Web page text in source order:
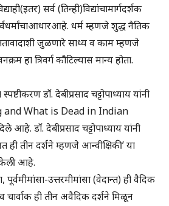
सर्व (तिन्ही)विद्यांचामार्गदर्शक
धर्म म्हणजे शुद्ध नैतिक
जुळणारे साध्य व काम म्हणजे
हा त्रिवर्ग कौटिल्यास मान्य होता.
डॉ. देबीप्रसाद चट्टोपाध्याय यांनी
and What is Dead in Indian
आहे. डॉ. देबीप्रसाद चट्टोपाध्याय यांनी
तीन दर्शने म्हणजे आन्वीक्षिकी’ या
केली आहे.
उत्तरमीमांसा (वेदान्त) ही वैदिक
ही तीन अवैदिक दर्शने मिळून